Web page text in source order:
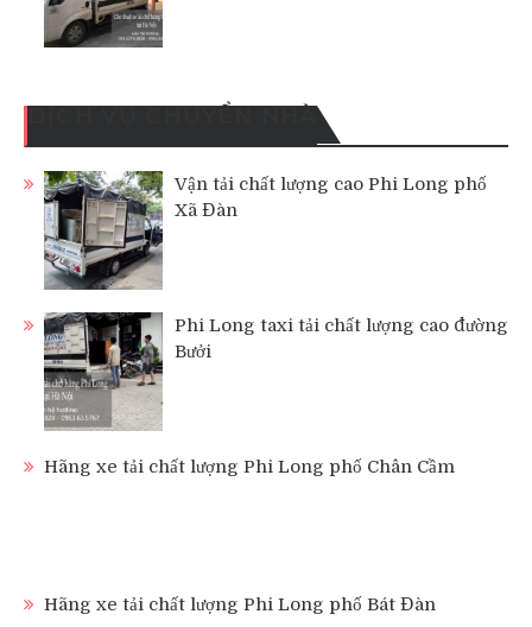
DỊCH VỤ CHUYỂN NHÀ
Vận tải chất lượng cao Phi Long phố
Xã Đàn
Phi Long taxi tải chất lượng cao đường
Bưởi
Hãng xe tải chất lượng Phi Long phố Chân Cầm
Hãng xe tải chất lượng Phi Long phố Bát Đàn